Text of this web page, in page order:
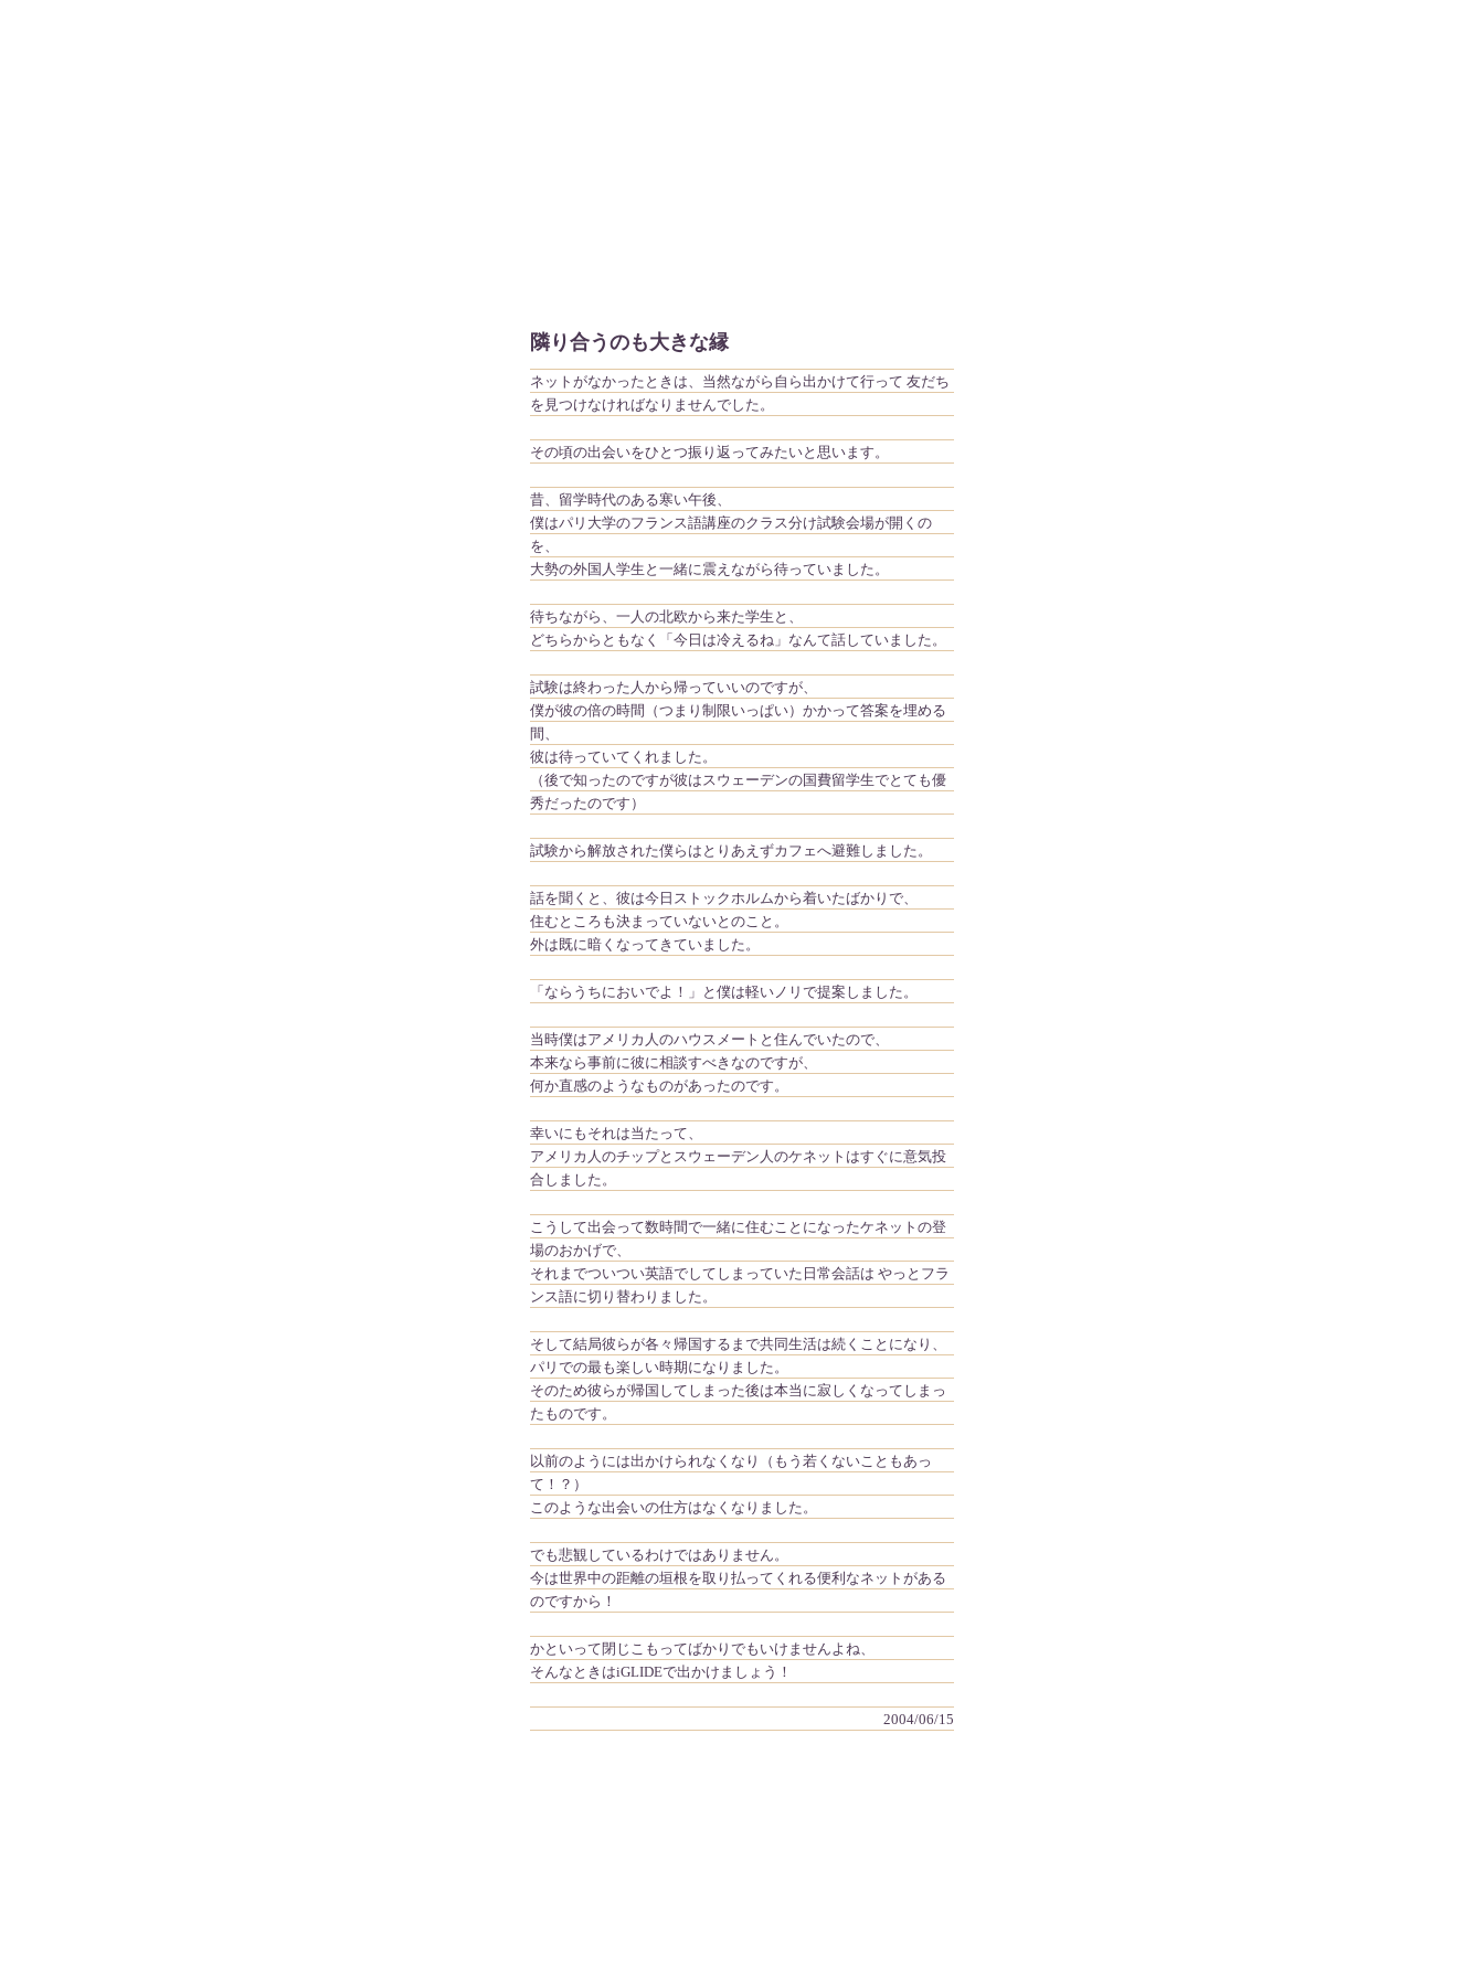
隣り合うのも大きな縁
ネットがなかったときは、当然ながら自ら出かけて行って 友だち
を見つけなければなりませんでした。
その頃の出会いをひとつ振り返ってみたいと思います。
昔、留学時代のある寒い午後、
僕はパリ大学のフランス語講座のクラス分け試験会場が開くの
を、
大勢の外国人学生と一緒に震えながら待っていました。
待ちながら、一人の北欧から来た学生と、
どちらからともなく「今日は冷えるね」なんて話していました。
試験は終わった人から帰っていいのですが、
僕が彼の倍の時間（つまり制限いっぱい）かかって答案を埋める
間、
彼は待っていてくれました。
（後で知ったのですが彼はスウェーデンの国費留学生でとても優
秀だったのです）
試験から解放された僕らはとりあえずカフェへ避難しました。
話を聞くと、彼は今日ストックホルムから着いたばかりで、
住むところも決まっていないとのこと。
外は既に暗くなってきていました。
「ならうちにおいでよ！」と僕は軽いノリで提案しました。
当時僕はアメリカ人のハウスメートと住んでいたので、
本来なら事前に彼に相談すべきなのですが、
何か直感のようなものがあったのです。
幸いにもそれは当たって、
アメリカ人のチップとスウェーデン人のケネットはすぐに意気投
合しました。
こうして出会って数時間で一緒に住むことになったケネットの登
場のおかげで、
それまでついつい英語でしてしまっていた日常会話は やっとフラ
ンス語に切り替わりました。
そして結局彼らが各々帰国するまで共同生活は続くことになり、
パリでの最も楽しい時期になりました。
そのため彼らが帰国してしまった後は本当に寂しくなってしまっ
たものです。
以前のようには出かけられなくなり（もう若くないこともあっ
て！？）
このような出会いの仕方はなくなりました。
でも悲観しているわけではありません。
今は世界中の距離の垣根を取り払ってくれる便利なネットがある
のですから！
かといって閉じこもってばかりでもいけませんよね、
そんなときはiGLIDEで出かけましょう！
2004/06/15